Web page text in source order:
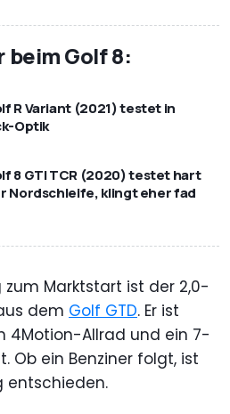
beim Golf 8:
R Variant (2021) testet in
Optik
8 GTI TCR (2020) testet hart
Nordschleife, klingt eher fad
zum Marktstart ist der 2,0-
dem Golf GTD. Er ist
4Motion-Allrad und ein 7-
Ob ein Benziner folgt, ist
entschieden.